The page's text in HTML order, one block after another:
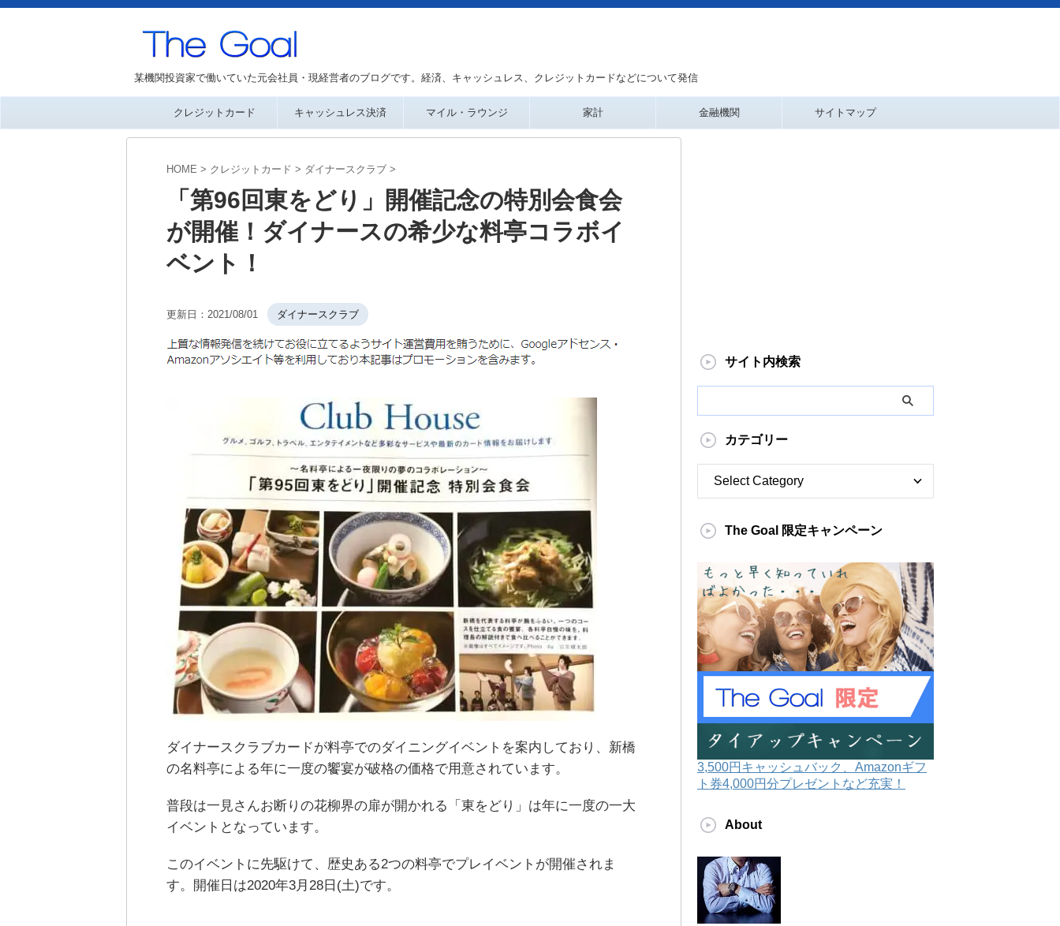
某機関投資家で働いていた元会社員・現経営者のブログです。経済、キャッシュレス、クレジットカードなどについて発信
クレジットカード キャッシュレス決済 マイル・ラウンジ 家計 金融機関 サイトマップ
HOME > クレジットカード > ダイナースクラブ >
「第96回東をどり」開催記念の特別会食会
が開催！ダイナースの希少な料亭コラボイ
ベント！
更新日： 2021/08/01 ダイナースクラブ
ダイナースクラブカードが料亭でのダイニングイベントを案内しており、新橋
の名料亭による年に一度の饗宴が破格の価格で用意されています。
普段は一見さんお断りの花柳界の扉が開かれる「東をどり」は年に一度の一大
イベントとなっています。
このイベントに先駆けて、歴史ある2つの料亭でプレイベントが開催されま
す。開催日は2020年3月28日(土)です。
サイト内検索
カテゴリー
The Goal 限定キャンペーン
3,500円キャッシュバック、Amazonギフ
ト券4,000円分プレゼントなど充実！
About